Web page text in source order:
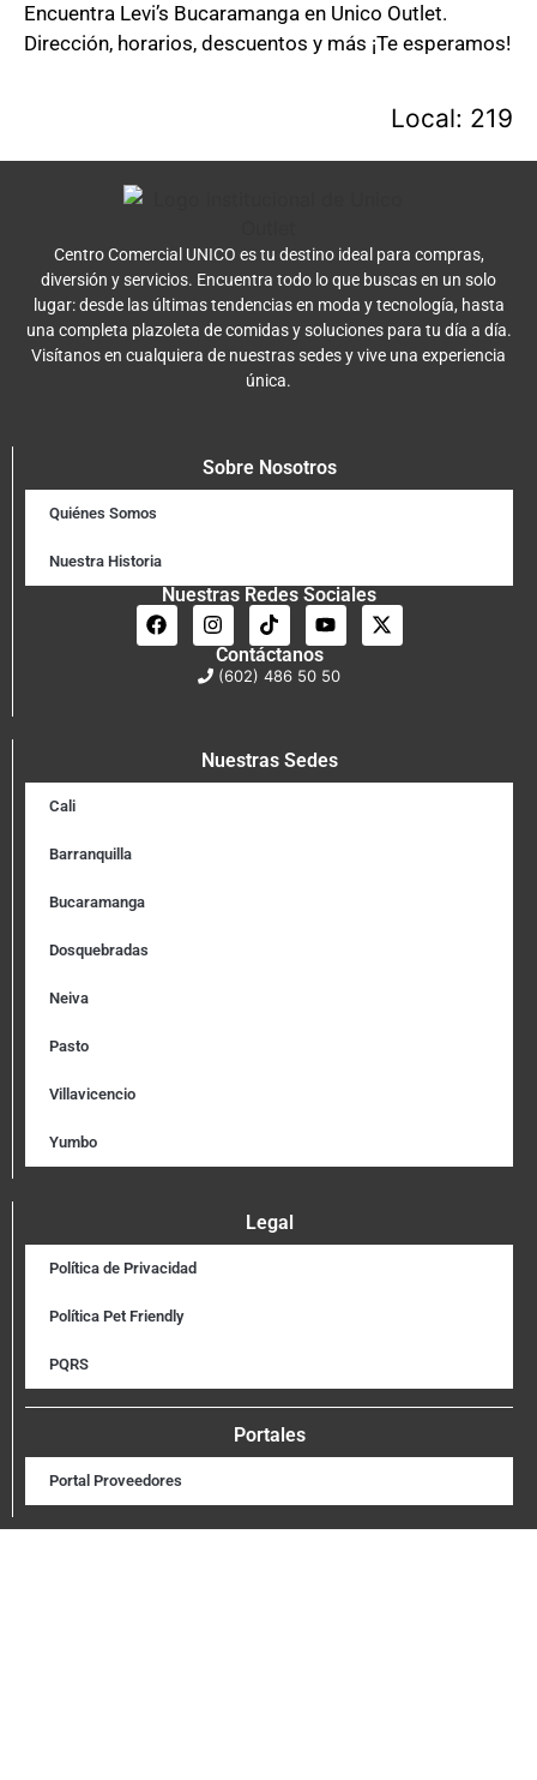
Encuentra Levi’s Bucaramanga en Unico Outlet.
Dirección, horarios, descuentos y más ¡Te esperamos!
Local: 219
Centro Comercial UNICO es tu destino ideal para compras,
diversión y servicios. Encuentra todo lo que buscas en un solo
lugar: desde las últimas tendencias en moda y tecnología, hasta
una completa plazoleta de comidas y soluciones para tu día a día.
Visítanos en cualquiera de nuestras sedes y vive una experiencia
única.
Sobre Nosotros
Quiénes Somos
Nuestra Historia
Nuestras Redes Sociales
Contáctanos
(602) 486 50 50
Nuestras Sedes
Cali
Barranquilla
Bucaramanga
Dosquebradas
Neiva
Pasto
Villavicencio
Yumbo
Legal
Política de Privacidad
Política Pet Friendly
PQRS
Portales
Portal Proveedores